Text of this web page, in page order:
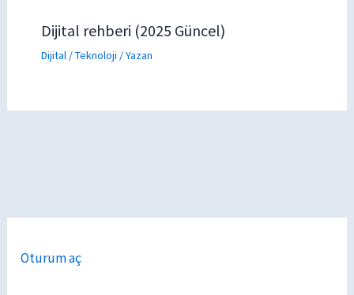
Dijital rehberi (2025 Güncel)
Dijital / Teknoloji / Yazan
Oturum aç